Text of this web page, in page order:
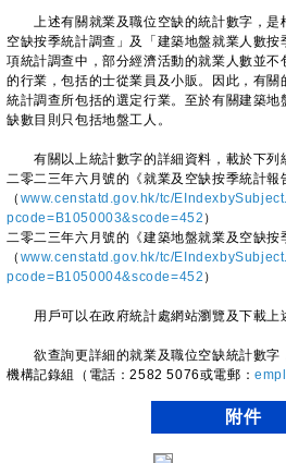
上述有關就業及職位空缺的統計數字，是
空缺按季統計調查」及「建築地盤就業人數
項統計調查中，部分經濟活動的就業人數並
的行業，包括的士從業員及小販。因此，有關
統計調查所包括的選定行業。至於有關建築
缺數目則只包括地盤工人。
有關以上統計數字的詳細資料，載於下列
二零二三年六月號的《就業及空缺按季統計報
（ www.censtatd.gov.hk/tc/
pcode=B1050003&scode=452 ）
二零二三年六月號的《建築地盤就業及空缺按
（ www.censtatd.gov.hk/tc/
pcode=B1050004&scode=452 ）
用戶可以在政府統計處網站瀏覽及下載上
欲查詢更詳細的就業及職位空缺統計數字
機構記錄組（電話：2582 5076或電郵：
附件